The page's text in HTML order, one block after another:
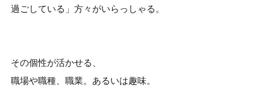
過ごしている」方々がいらっしゃる。
その個性が活かせる、
職場や職種、職業。あるいは趣味。